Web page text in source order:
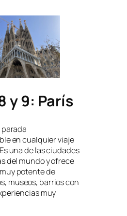
y 9: París
parada
en cualquier viaje
una de las ciudades
del mundo y ofrece
potente de
museos, barrios con
muy